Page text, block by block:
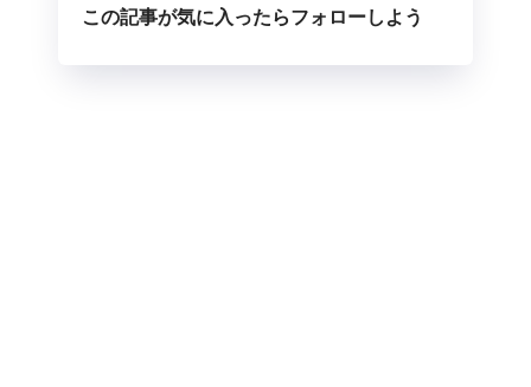
この記事が気に入ったらフォローしよう